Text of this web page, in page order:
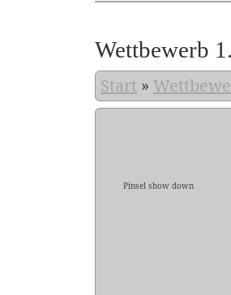
Wettbewerb
Start »
Pinsel show down